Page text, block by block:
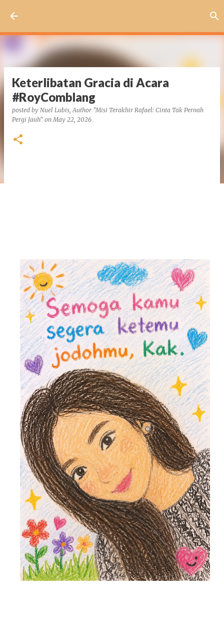
Keterlibatan Gracia di Acara
#RoyComblang
posted by Nuel Lubis, Author "Misi Terakhir Rafael: Cinta Tak Pernah
Pergi Jauh" onMay 22, 2026